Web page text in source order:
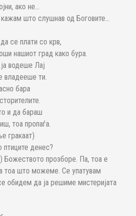
ако не…
што слушнав од Боговите…
се плати со крв,
нашиот град како бура.
водеше Лај
владееше ти.
бара
и да бараш
тоа пропаѓа.
гракаат)
денес?
прозборе. Па, тоа е
тоа што можеме. Се упатувам
обидем да ја решиме мистеријата